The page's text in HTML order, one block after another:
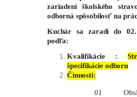
zariadení školského
odborná spôsobilosť na
Kuchár sa zaradí do
podľa:
Kvalifikácie :
špecifikácie odboru
Činnosti:
01